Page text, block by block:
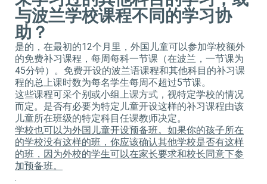
与波兰学校课程不同的学习协
助？
是的，在最初的12个月里，外国儿童可以参加学校额外
的免费补习课程，每周每科一节课（在波兰，一节课为
45分钟）。免费开设的波兰语课程和其他科目的补习课
程的总上课时数为每名学生每周不超过5节课。
这些课程可采个别或小组上课方式，视特定学校的情况
而定。是否有必要为特定儿童开设这样的补习课程由该
儿童所在班级的特定科目任课教师决定。
学校也可以为外国儿童开设预备班。如果你的孩子所在
的学校没有这样的班，你应该确认其他学校是否有这样
的班，因为外校的学生可以在家长要求和校长同意下参
加预备班。
.